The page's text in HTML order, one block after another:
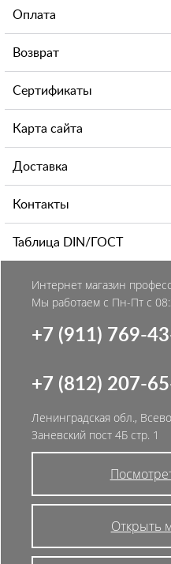
Оплата
Возврат
Сертификаты
Карта сайта
Доставка
Контакты
Таблица DIN/ГОСТ
Интернет магазин
Мы работаем с Пн-Пт с
+7 (911) 769-
+7 (812) 207-
Ленинградская обл.,
Заневский пост 4Б стр. 1
Открыть